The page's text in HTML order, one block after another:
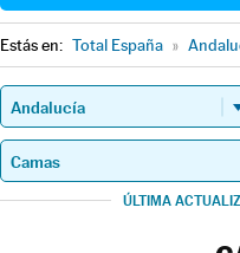
Estás en: Total España »
ÚLTIMA